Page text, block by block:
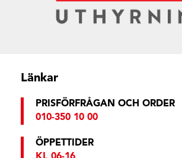
Länkar
PRISFÖRFRÅGAN OCH ORDER
010-350 10 00
ÖPPETTIDER